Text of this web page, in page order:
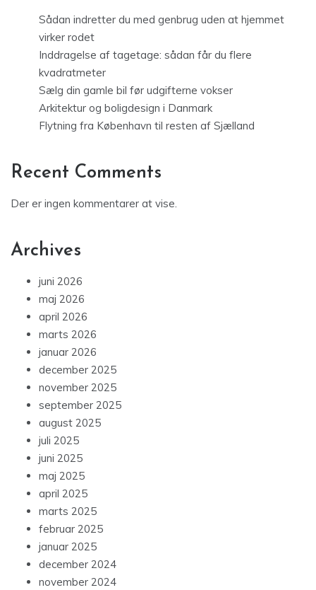
Sådan indretter du med genbrug uden at hjemmet
virker rodet
Inddragelse af tagetage: sådan får du flere
kvadratmeter
Sælg din gamle bil før udgifterne vokser
Arkitektur og boligdesign i Danmark
Flytning fra København til resten af Sjælland
Recent Comments
Der er ingen kommentarer at vise.
Archives
juni 2026
maj 2026
april 2026
marts 2026
januar 2026
december 2025
november 2025
september 2025
august 2025
juli 2025
juni 2025
maj 2025
april 2025
marts 2025
februar 2025
januar 2025
december 2024
november 2024